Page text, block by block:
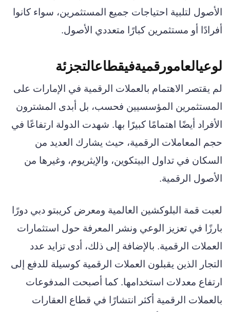
الأصول لتلبية احتياجات جميع المستثمرين، سواء كانوا
أفرادًا أو مستثمرين كبارًا متعددي الأصول.
لوعيالعامورقميةفيقطاعالتجزئة
لم يقتصر الاهتمام بالعملات الرقمية في الإمارات على
المستثمرين المؤسسيين فحسب، بل أبدى المشترون
الأفراد أيضًا اهتمامًا كبيرًا بها. شهدت الدولة ارتفاعًا في
حجم المعاملات الرقمية، حيث يشارك العديد من
السكان في تداول البيتكوين، والإيثريوم، وغيرها من
الأصول الرقمية.
لعبت قمة البلوكشين العالمية ومعرض كريبتو دبي دورًا
بارزًا في تعزيز الوعي ونشر المعرفة حول استثمارات
العملات الرقمية. بالإضافة إلى ذلك، أدى تزايد عدد
التجار الذين يقبلون العملات الرقمية كوسيلة للدفع إلى
ارتفاع معدلات استخدامها. كما أصبحت المدفوعات
بالعملات الرقمية أكثر انتشارًا في قطاع العقارات